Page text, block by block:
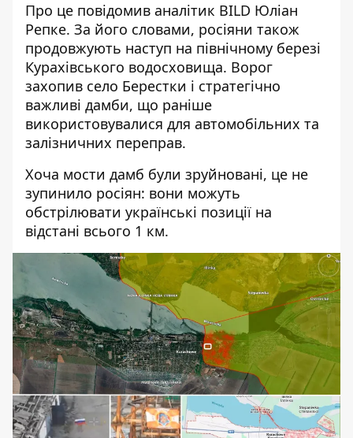
Про це повідомив аналітик BILD Юліан
Репке. За його словами, росіяни також
продовжують наступ на північному березі
Курахівського водосховища. Ворог
захопив село Берестки і стратегічно
важливі дамби, що раніше
використовувалися для автомобільних та
залізничних переправ.
Хоча мости дамб були зруйновані, це не
зупинило росіян: вони можуть
обстрілювати українські позиції на
відстані всього 1 км.